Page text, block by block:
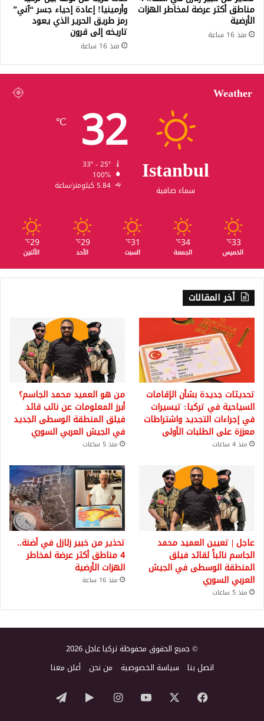
مناطق أكثر عرضة لمخاطر الهزات
الأرضية
منذ 16 ساعة
وأرمينيا! إعادة إحياء جسر “آني”
رمز طريق الحرير الذي يعود
تاريخه إلى قرون
منذ 16 ساعة
Weather
Istanbul
سماء صافية
32
℃
100%
5.84 كيلومتر/ساعة
33
℃
الخميس
34
℃
الجمعة
31
℃
السبت
29
℃
الأحد
29
℃
الأثنين
أخر المقالات
تحديثات جديدة بشأن الإقامات
السياحية في تركيا: تيسيرات
في إجراءات التجديد واشتراطات
معززة على الطلبات الأولى
منذ 4 ساعات
من هو العميد محمد الجاسم؟
أبرز المعلومات عن نائب قائد
فيلق المنطقة الوسطى الجديد
في الجيش العربي السوري
منذ 5 ساعات
عاجل | تعيين العميد محمد
الجاسم نائباً لقائد فيلق
المنطقة الوسطى في الجيش
العربي السوري
منذ 5 ساعات
تحذير من خبير زلازل في أضنة..
4 مناطق أكثر عرضة لمخاطر
الهزات الأرضية
منذ 16 ساعة
© جميع الحقوق محفوظة تركيا عاجل 2026
اتصل بنا سياسة الخصوصية من نحن أعلن معنا
فيسبوك ‫YouTubeانستقرام‏Googleتيلقرام